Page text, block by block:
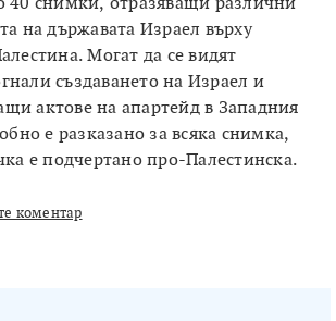
на държавата Израел върху
Могат да се видят
създаването на Израел и
актове на апартейд в Западния
е разказано за всяка снимка,
е подчертано про-Палестинска.
коментар